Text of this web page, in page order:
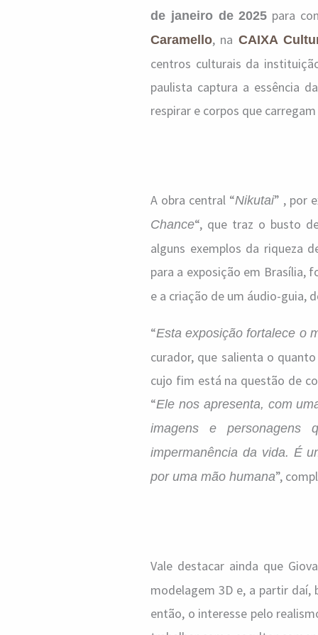
de janeiro de 2025 para
Caramello, na CAIXA
centros culturais da
paulista captura a essência
respirar e corpos que
A obra central “Nikutai” , por
Chance“, que traz o busto
alguns exemplos da riqueza
para a exposição em Brasília,
e a criação de um áudio-guia,
“Esta exposição fortalece o
curador, que salienta o
cujo fim está na questão de
“Ele nos apresenta, com
imagens e personagens
impermanência da vida. É
por uma mão humana”,
Vale destacar ainda que
modelagem 3D e, a partir
então, o interesse pelo